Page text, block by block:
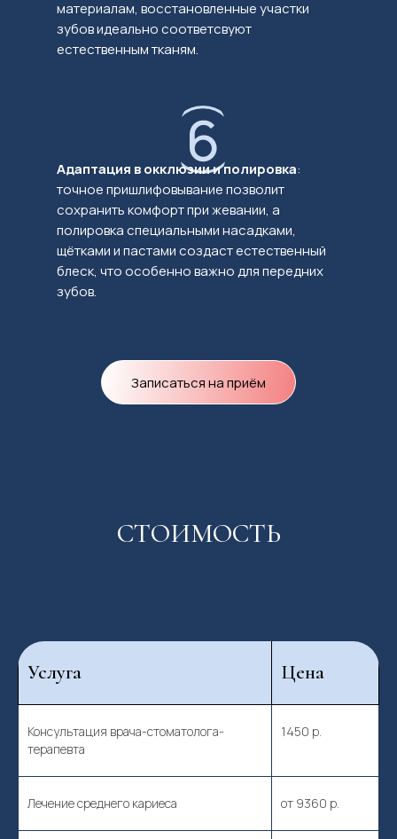
Адаптация в окклюзии и полировка:
точное пришлифовывание позволит
сохранить комфорт при жевании, а
полировка специальными насадками,
щётками и пастами создаст естественный
блеск, что особенно важно для передних
зубов.
материалам, восстановленные участки
зубов идеально соответсвуют
естественным тканям.
Записаться на приём
СТОИМОСТЬ
Услуга Цена
Консультация врача-стоматолога-
терапевта
1450 р.
Лечение среднего кариеса от 9360 р.